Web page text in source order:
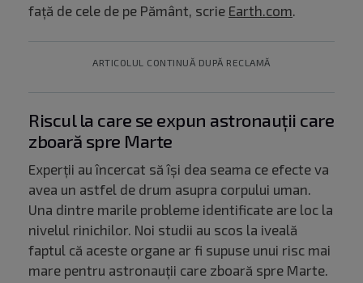
față de cele de pe Pământ, scrie Earth.com.
ARTICOLUL CONTINUĂ DUPĂ RECLAMĂ
Riscul la care se expun astronauții care
zboară spre Marte
Experții au încercat să își dea seama ce efecte va
avea un astfel de drum asupra corpului uman.
Una dintre marile probleme identificate are loc la
nivelul rinichilor. Noi studii au scos la iveală
faptul că aceste organe ar fi supuse unui risc mai
mare pentru astronauții care zboară spre Marte.